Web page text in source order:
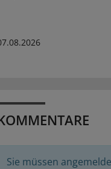
Sie müssen